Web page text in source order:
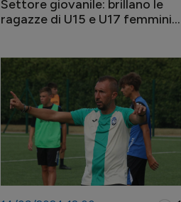
Settore giovanile: brillano le
ragazze di U15 e U17 femminili,